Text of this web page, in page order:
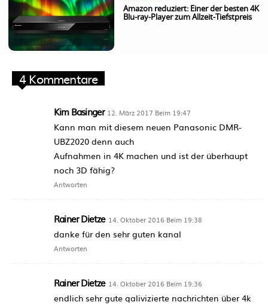
Amazon reduziert: Einer der besten 4K
Blu-ray-Player zum Allzeit-Tiefstpreis
4 Kommentare
Kim Basinger 12. März 2017 Beim 19:47
Kann man mit diesem neuen Panasonic DMR-
UBZ2020 denn auch
Aufnahmen in 4K machen und ist der überhaupt
noch 3D fähig?
Antworten
Rainer Dietze 14. Oktober 2016 Beim 19:38
danke für den sehr guten kanal
Antworten
Rainer Dietze 14. Oktober 2016 Beim 19:36
endlich sehr gute qalivizierte nachrichten über 4k